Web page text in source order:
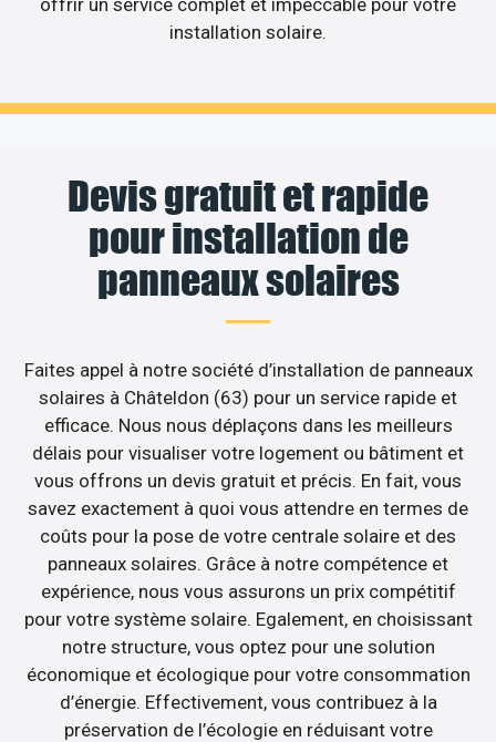
offrir un service complet et impeccable pour votre
installation solaire.
Devis gratuit et rapide
pour installation de
panneaux solaires
Faites appel à notre société d’installation de panneaux
solaires à Châteldon (63) pour un service rapide et
efficace. Nous nous déplaçons dans les meilleurs
délais pour visualiser votre logement ou bâtiment et
vous offrons un devis gratuit et précis. En fait, vous
savez exactement à quoi vous attendre en termes de
coûts pour la pose de votre centrale solaire et des
panneaux solaires. Grâce à notre compétence et
expérience, nous vous assurons un prix compétitif
pour votre système solaire. Egalement, en choisissant
notre structure, vous optez pour une solution
économique et écologique pour votre consommation
d’énergie. Effectivement, vous contribuez à la
préservation de l’écologie en réduisant votre